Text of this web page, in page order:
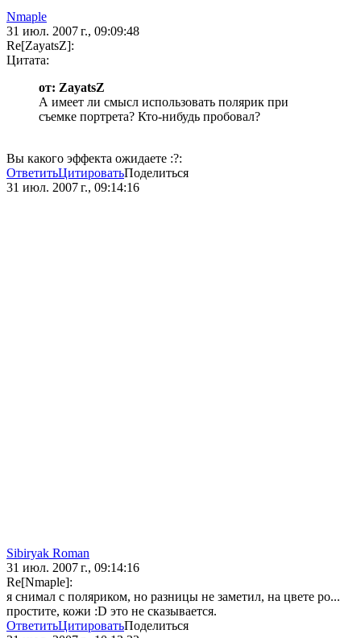
Nmaple
31 июл. 2007 г., 09:09:48
Re[ZayatsZ]:
Цитата:
от: ZayatsZ
А имеет ли смысл использовать полярик при
съемке портрета? Кто-нибудь пробовал?
Вы какого эффекта ожидаете :?:
ОтветитьЦитироватьПоделиться
31 июл. 2007 г., 09:14:16
Sibiryak Roman
31 июл. 2007 г., 09:14:16
Re[Nmaple]:
я снимал с поляриком, но разницы не заметил, на цвете ро...
простите, кожи :D это не сказывается.
ОтветитьЦитироватьПоделиться